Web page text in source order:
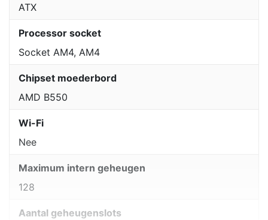
ATX
Processor socket
Socket AM4, AM4
Chipset moederbord
AMD B550
Wi-Fi
Nee
Maximum intern geheugen
128
Aantal geheugenslots